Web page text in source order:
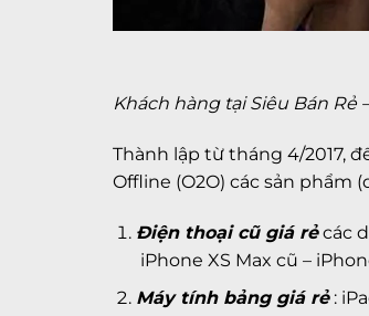
Khách hàng tại Siêu Bán Rẻ
Thành lập từ tháng 4/2017,
Offline (O2O) các sản phẩm
Điện thoại cũ giá rẻcác
iPhone XS Max cũ –
Máy tính bảng giá rẻ: